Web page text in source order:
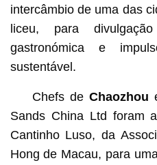
intercâmbio de uma das
liceu, para
gastronómica e
sustentável.
Chefs de Chaozhou
Sands China Ltd foram
Cantinho Luso, da
Hong de Macau, para